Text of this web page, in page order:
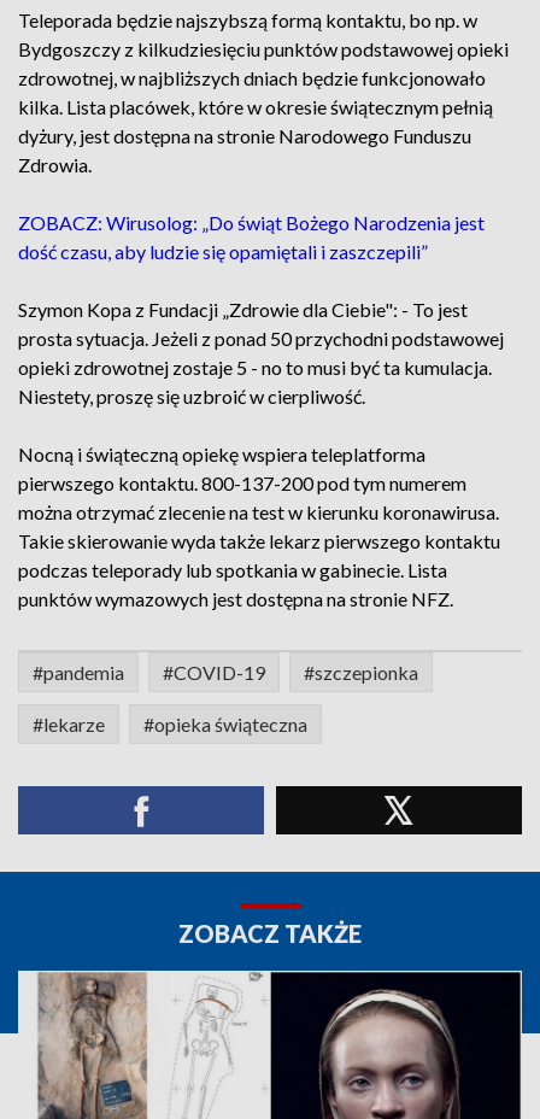
Teleporada będzie najszybszą formą kontaktu, bo np. w
Bydgoszczy z kilkudziesięciu punktów podstawowej opieki
zdrowotnej, w najbliższych dniach będzie funkcjonowało
kilka. Lista placówek, które w okresie świątecznym pełnią
dyżury, jest dostępna na stronie Narodowego Funduszu
Zdrowia.
ZOBACZ: Wirusolog: „Do świąt Bożego Narodzenia jest
dość czasu, aby ludzie się opamiętali i zaszczepili”
Szymon Kopa z Fundacji „Zdrowie dla Ciebie": - To jest
prosta sytuacja. Jeżeli z ponad 50 przychodni podstawowej
opieki zdrowotnej zostaje 5 - no to musi być ta kumulacja.
Niestety, proszę się uzbroić w cierpliwość.
Nocną i świąteczną opiekę wspiera teleplatforma
pierwszego kontaktu. 800-137-200 pod tym numerem
można otrzymać zlecenie na test w kierunku koronawirusa.
Takie skierowanie wyda także lekarz pierwszego kontaktu
podczas teleporady lub spotkania w gabinecie. Lista
punktów wymazowych jest dostępna na stronie NFZ.
#pandemia #COVID-19 #szczepionka
#lekarze #opieka świąteczna
ZOBACZ TAKŻE